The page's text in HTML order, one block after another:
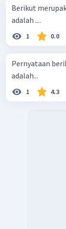
Berikut
adalah ....
1 0.0
Pernyataan
adalah...
1 4.3